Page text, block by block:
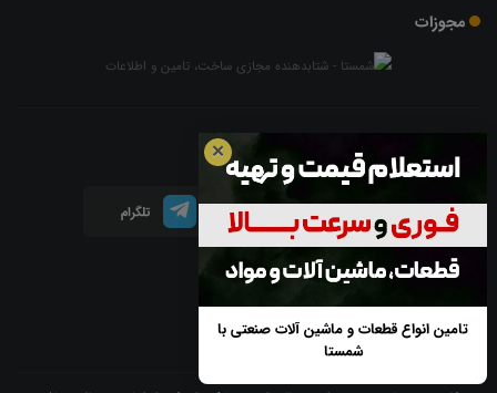
مجوزات
شبکه های اجتماعی
لینکدین تلگرام
آپارات
✕
تامین انواع قطعات و ماشین آلات صنعتی با
شمستا